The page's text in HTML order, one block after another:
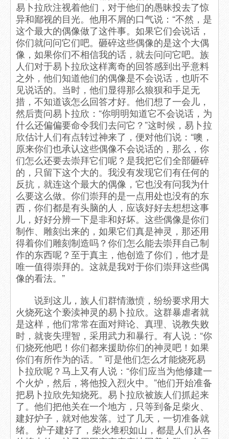
易卜拉欣注视着他们，对于他们的愚昧投去了惊
异和鄙视的目光。他用不屑的口气说：“不然，是
这个最大的偶像做了这件事。如果它们会说话，
你们就问问它们吧。砸碎这些偶像的是这个大偶
像，如果你们不相信我的话，就去问问它吧。族
人们对于易卜拉欣这样离奇的回答感到出乎意料
之外，他们知道他们的偶像是不会说话，也听不
见说话的。当时，他们显得那么狼狈和手足无
措，不知道该怎么回答才好。他们想了一会儿，
然后责问易卜拉欣：“你明明知道它不会说话，为
什么还偏偏要命令我们去问它？”这时候，易卜拉
欣估计人们有点转过神来了，便对他们说：“噢，
原来你们也承认这些偶像不会说话的，那么，你
们怎么还要去崇拜它们呢？是我把它们全部砸碎
的，只留下这个大的。我没有发现它们有任何的
反抗，就连这个最大的偶像，它也没有问我为什
么要这么做。你们崇拜的是一点用处也没有的东
西，你们都是有头脑的人，应该好好去想想这事
儿，好好分辨一下是非和好坏。这些偶像是你们
制作、雕刻出来的，如果它们真是神灵，那还用
得着你们雕刻制造吗？你们怎么能去崇拜自己制
作的东西呢？至于真主，他创造了你们，他才是
唯一值得崇拜的。这就是我对于你们崇拜这些偶
像的看法。”
说到这儿，族人们群情激愤，纷纷要求用大
火烧死这个亵渎神灵的易卜拉欣。这群暴虐者就
是这样，他们常常在面对辩论、真理、说教失败
时，就丧失理智，采用武力和暴行。有人说：“你
们烧死他吧！你们都来援助你们的神灵吧！如果
你们有所作为的话。” 可是他们怎么才能烧死易
卜拉欣呢？马上又有人说：“你们应当为他修建一
个火炉，然后，将他投入烈火中。”他们开始准备
把易卜拉欣先知烧死。易卜拉欣被族人们抓起来
了。他们把他关在一个地方，只等到备足柴火、
建好炉子，就对他发落。过了几天，一切准备就
绪。 炉子建好了，柴火堆积如山，都是人们从各